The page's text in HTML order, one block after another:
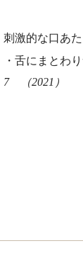
刺激的な口あ
・舌にまとわ
（2021）